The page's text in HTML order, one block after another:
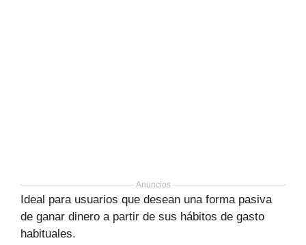
Anuncios
Ideal para usuarios que desean una forma pasiva
de ganar dinero a partir de sus hábitos de gasto
habituales.